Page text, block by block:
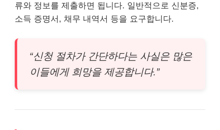
류와 정보를 제출하면 됩니다. 일반적으로 신분증,
소득 증명서, 채무 내역서 등을 요구합니다.
“신청 절차가 간단하다는 사실은 많은
이들에게 희망을 제공합니다.”